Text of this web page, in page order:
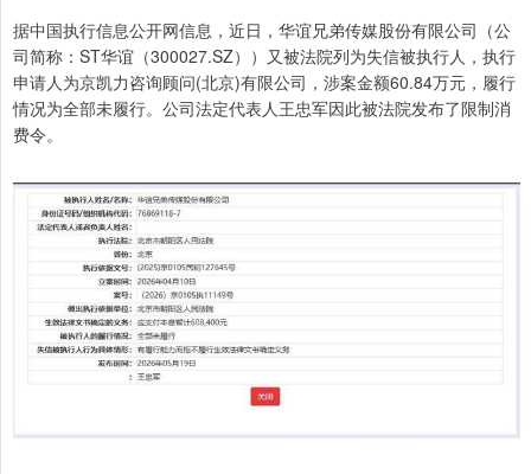
据中国执行信息公开网信息，近日，华谊兄弟传媒股份有限公司（公
司简称：ST华谊（300027.SZ））又被法院列为失信被执行人，执行
申请人为京凯力咨询顾问(北京)有限公司，涉案金额60.84万元，履行
情况为全部未履行。公司法定代表人王忠军因此被法院发布了限制消
费令。